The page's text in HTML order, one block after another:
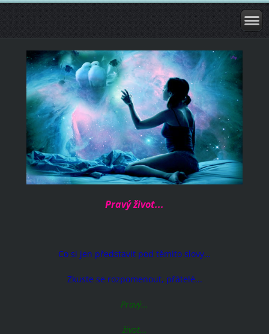
Pravý život...
Co si jen představit pod těmito slovy…
Zkuste se rozpomenout, přátelé...
Pravý...
život...